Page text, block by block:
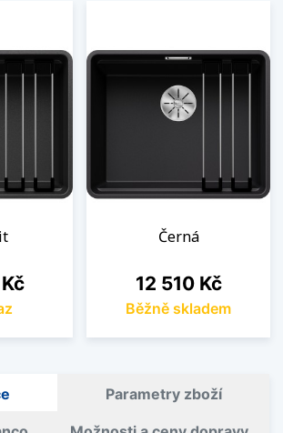
Černá
Cena
12 510 Kč
Běžně skladem
Parametry zboží